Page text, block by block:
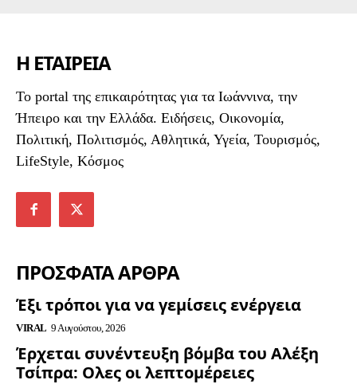
Η ΕΤΑΙΡΕΙΑ
To portal της επικαιρότητας για τα Ιωάννινα, την
Ήπειρο και την Ελλάδα. Ειδήσεις, Οικονομία,
Πολιτική, Πολιτισμός, Αθλητικά, Υγεία, Τουρισμός,
LifeStyle, Κόσμος
ΠΡΟΣΦΑΤΑ ΑΡΘΡΑ
Έξι τρόποι για να γεμίσεις ενέργεια
VIRAL 9 Αυγούστου, 2026
Έρχεται συνέντευξη βόμβα του Αλέξη
Τσίπρα: Ολες οι λεπτομέρειες